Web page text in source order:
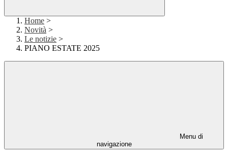
Home >
Novità >
Le notizie >
PIANO ESTATE 2025
Menu di
navigazione